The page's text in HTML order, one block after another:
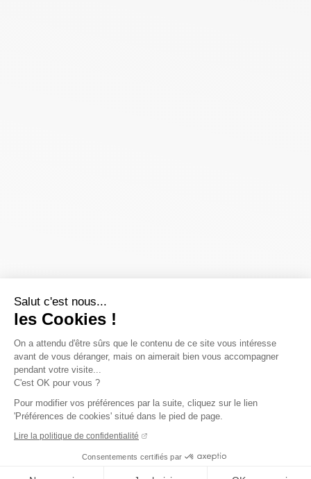
Salut c'est nous...
les Cookies !
On a attendu d'être sûrs que le contenu de ce site vous intéresse
avant de vous déranger, mais on aimerait bien vous accompagner
pendant votre visite...
C'est OK pour vous ?
Pour modifier vos préférences par la suite, cliquez sur le lien
'Préférences de cookies' situé dans le pied de page.
Lire la politique de confidentialité
Consentements certifiés par